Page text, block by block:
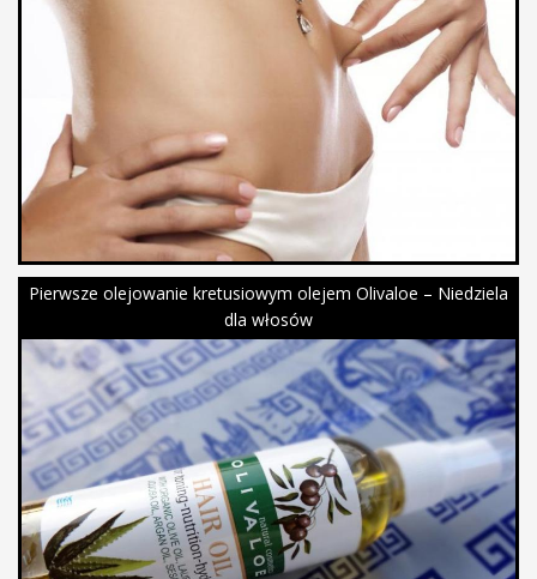
Pierwsze olejowanie kretusiowym olejem Olivaloe – Niedziela
dla włosów